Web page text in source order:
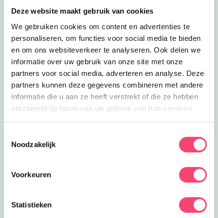
Deze website maakt gebruik van cookies
We gebruiken cookies om content en advertenties te
personaliseren, om functies voor social media te bieden
en om ons websiteverkeer te analyseren. Ook delen we
informatie over uw gebruik van onze site met onze
partners voor social media, adverteren en analyse. Deze
partners kunnen deze gegevens combineren met andere
informatie die u aan ze heeft verstrekt of die ze hebben
verzameld op basis van uw gebruik van hun services.
Noodzakelijk
Voorkeuren
Statistieken
0.3 km
Eropuit
Escaperoom Museum Oldenzaal
Kom met het gezin naar de
Escaperoom in Museum Oldenzaal en
bepaal de toekomst van de wereld!
Lees meer Escaperoom Museum Oldenzaal
Uitagenda
ArcheoHotspot Oldenzaal
Iedere vrijdag kun je kijken naar oude
en nieuwe opgravingen, en vragen
stellen aan de vrijwilligers.
Lees meerArcheoHotspot Oldenzaal
In dit historisch woonhuis ervaar je hoe
Lees meer Museum Het Palthe Huis
Bezoek het Palthehuis in Oldenzaal
Lees meer Audiotour Palthehuis